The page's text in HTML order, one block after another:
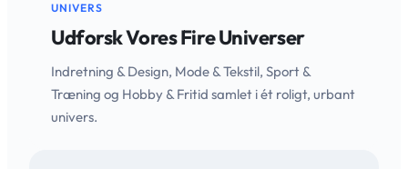
UNIVERS
Udforsk Vores Fire Universer
Indretning & Design, Mode & Tekstil, Sport &
Træning og Hobby & Fritid samlet i ét roligt, urbant
univers.